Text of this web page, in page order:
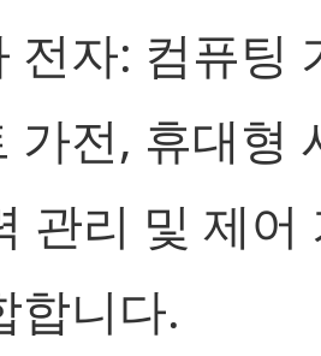
전자: 컴퓨팅
가전, 휴대형
관리 및 제어
합니다.